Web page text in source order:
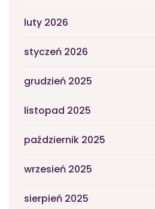
luty 2026
styczeń 2026
grudzień 2025
listopad 2025
październik 2025
wrzesień 2025
sierpień 2025